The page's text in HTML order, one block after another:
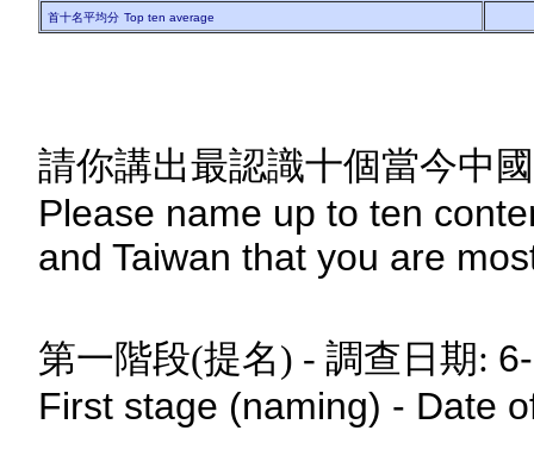
首十名平均分 Top ten average
請你講出最認識十個當今中
Please name up to ten
and Taiwan that you are
第一階段(提名) - 調查日期:
First stage (naming) - Date